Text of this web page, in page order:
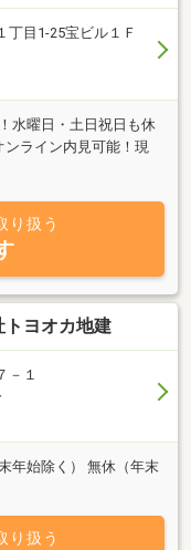
丁目1-25宝ビル１Ｆ
水曜日・土日祝日も休
ライン内見可能！現
ます。売買・テナン
り扱う
ヨオカ地建
－１
年始除く） 無休（年末
り扱う